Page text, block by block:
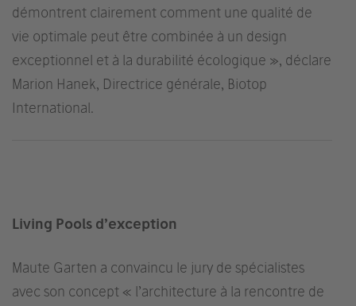
démontrent clairement comment une qualité de
vie optimale peut être combinée à un design
exceptionnel et à la durabilité écologique », déclare
Marion Hanek, Directrice générale, Biotop
International.
Living Pools d’exception
Maute Garten a convaincu le jury de spécialistes
avec son concept « l’architecture à la rencontre de